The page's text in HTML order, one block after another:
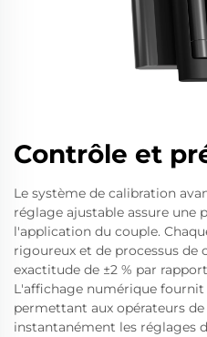
Contrôle et
Le système de calibration
réglage ajustable assure une
l'application du couple.
rigoureux et de processus
exactitude de ±2 % par
L'affichage numérique
permettant aux opérateurs
instantanément les réglages